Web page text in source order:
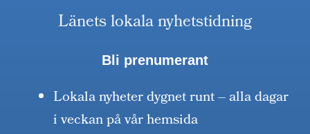
Länets lokala nyhetstidning
Bli prenumerant
Lokala nyheter dygnet runt – alla dagar
i veckan på vår hemsida